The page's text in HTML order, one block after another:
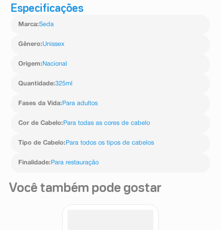
Água, Laureth Sulfato De Sódio, Cloreto De Sódio,
Perfume, Benzoato De Sódio, Diestearato De Glicol,
Hidroxipropiltrimônio, Cocamida Mea, Edta Dissódico,
Fosfato De Ascorbila De Sódio, Colágeno Hidrolisado,
Salicilato De Benzila, Citronelol, Geraniol, Hexil
Cinamal, Limoneno, Linalol.
Especificações
Marca:Seda
Gênero:Unissex
Origem: Nacional
Quantidade:325ml
Fases da Vida: Para adultos
Cor de Cabelo: Para todas as cores de cabelo
Tipo de Cabelo: Para todos os tipos de cabelos
Finalidade: Para restauração
Você também pode gostar